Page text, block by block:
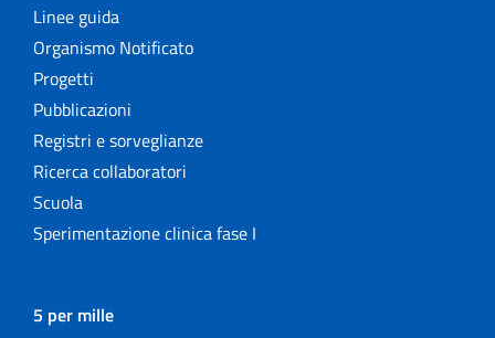
Linee guida
Organismo Notificato
Progetti
Pubblicazioni
Registri e sorveglianze
Ricerca collaboratori
Scuola
Sperimentazione clinica fase I
5 per mille